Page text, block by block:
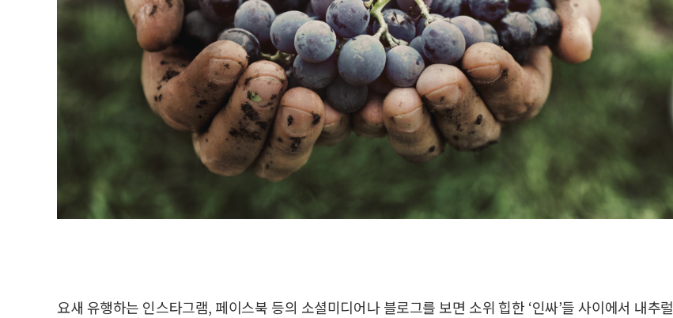
요새 유행하는 인스타그램, 페이스북 등의 소셜미디어나 블로그를 보면 소위 힙한 ‘인싸’들 사이에서 내추럴